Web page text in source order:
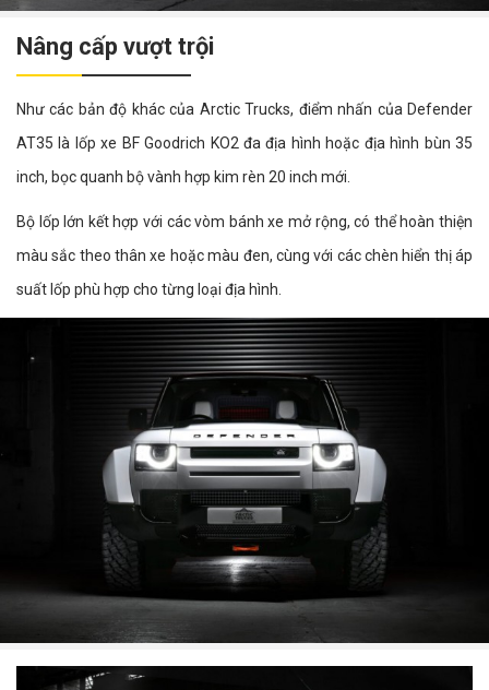
Nâng cấp vượt trội
Như các bản độ khác của Arctic Trucks, điểm nhấn của Defender
AT35 là lốp xe BF Goodrich KO2 đa địa hình hoặc địa hình bùn 35
inch, bọc quanh bộ vành hợp kim rèn 20 inch mới.
Bộ lốp lớn kết hợp với các vòm bánh xe mở rộng, có thể hoàn thiện
màu sắc theo thân xe hoặc màu đen, cùng với các chèn hiển thị áp
suất lốp phù hợp cho từng loại địa hình.